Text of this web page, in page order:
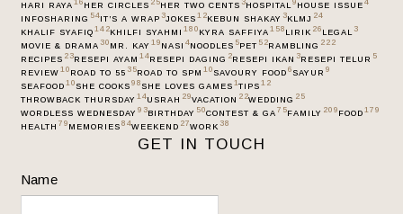
HARI RAYA 16 HER CIRCLES 25HER TWO CENTS 3HOSPITAL9 HOUSE ISSUE 4
INFOSHARING 54IT’S A WRAP 3JOKES 12KEBUN SHAKAY 3KLMJ 24
KHALIF SYAFIQ 142KHILFI SYAHMI 180 KYRA SAFFIYA 158 LIRIK 26 LEGAL3
MOVIE & DRAMA 30 MR. KAY 19 NASI 4NOODLES 5PET 52RAMBLING 222
RECIPES 23RESEPI AYAM 14RESEPI DAGING 2RESEPI IKAN 3RESEPI TELUR 5
REVIEW 10 ROAD TO 55 35ROAD TO SPM 10 SAVOURY FOOD 6 SAYUR 9
SEAFOOD 10 SHE COOKS 98 SHE LOVES GAMES 1TIPS 12
THROWBACK THURSDAY 14USRAH 29VACATION 22WEDDING 25
WORDLESS WEDNESDAY 93BIRTHDAY 50CONTEST & GA 75FAMILY 209 FOOD 179
HEALTH 79 MEMORIES 84WEEKEND 27WORK 38
GET IN TOUCH
Name